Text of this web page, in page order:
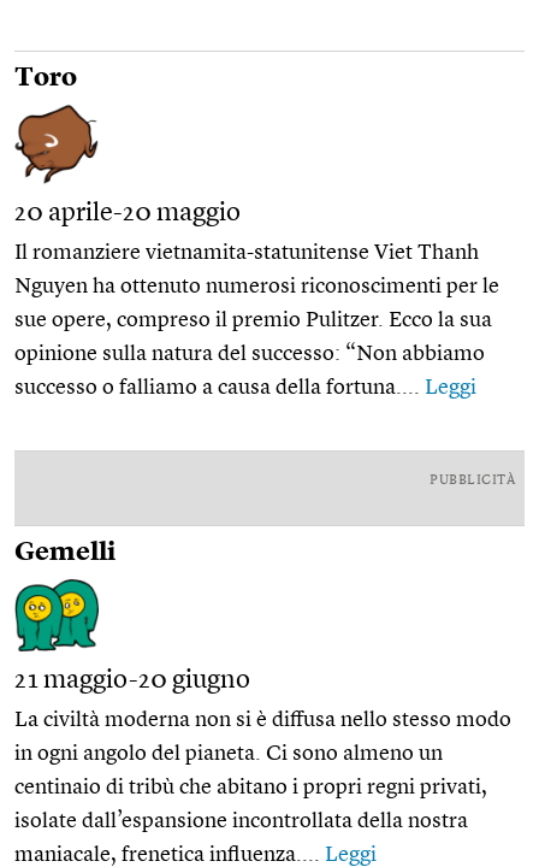
Toro
20 aprile-20 maggio
Il romanziere vietnamita-statunitense Viet Thanh
Nguyen ha ottenuto numerosi riconoscimenti per le
sue opere, compreso il premio Pulitzer. Ecco la sua
opinione sulla natura del successo: “Non abbiamo
successo o falliamo a causa della fortuna.... Leggi
PUBBLICITÀ
Gemelli
21 maggio-20 giugno
La civiltà moderna non si è diffusa nello stesso modo
in ogni angolo del pianeta. Ci sono almeno un
centinaio di tribù che abitano i propri regni privati,
isolate dall’espansione incontrollata della nostra
maniacale, frenetica influenza.... Leggi